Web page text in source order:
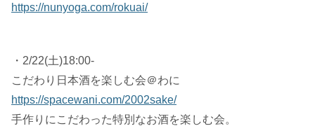
https://nunyoga.com/rokuai/
・2/22(土)18:00-
こだわり日本酒を楽しむ会＠わに
https://spacewani.com/2002sake/
手作りにこだわった特別なお酒を楽しむ会。